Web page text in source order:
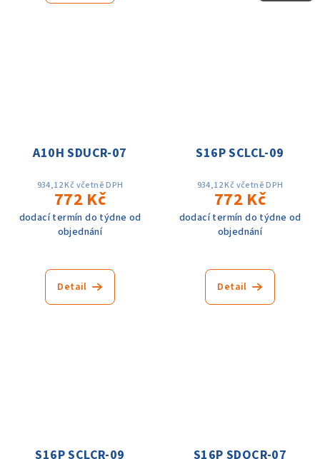
A10H SDUCR-07
934,12 Kč včetně DPH
772 Kč
dodací termín do týdne od
objednání
Detail
S16P SCLCL-09
934,12 Kč včetně DPH
772 Kč
dodací termín do týdne od
objednání
Detail
S16P SCLCR-09 S16P SDQCR-07